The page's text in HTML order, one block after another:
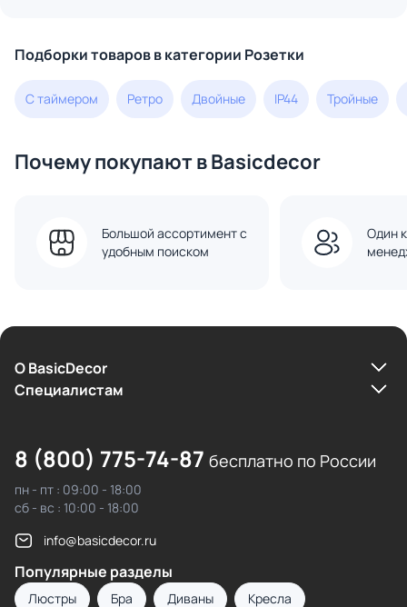
Подборки товаров в категории Розетки
С таймером Ретро Двойные IP44 Тройные
Почему покупают в Basicdecor
Большой ассортимент с
удобным поиском
Один
О BasicDecor
Cпециалистам
8 (800) 775-74-87 бесплатно по России
пн - пт : 09:00 - 18:00
сб - вс : 10:00 - 18:00
info@basicdecor.ru
Популярные разделы
Люстры Бра Диваны Кресла